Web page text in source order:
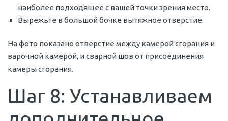
наиболее подходящее с вашей точки зрения место.
Вырежьте в большой бочке вытяжное отверстие.
На фото показано отверстие между камерой сгорания и
варочной камерой, и сварной шов от присоединения
камеры сгорания.
Шаг 8: Устанавливаем